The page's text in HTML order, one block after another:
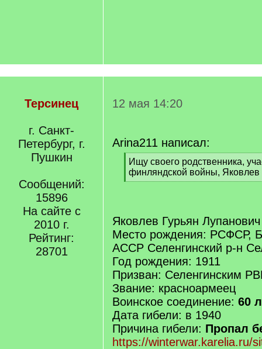
Терсинец
г. Санкт-
Петербург, г.
Пушкин
Сообщений:
15896
На сайте с
2010 г.
Рейтинг:
28701
12 мая 14:20
Arina211 написал:
[
q
]
Ищу своего родственника,
финляндской войны, Яковлев
[
Яковлев Гурьян Лупанович
Место рождения: РСФСР,
АССР Селенгинский р-н
Год рождения: 1911
Призван: Селенгинским
Звание: красноармеец
Воинское соединение: 60
Дата гибели: в 1940
Причина гибели: Пропал
https://winterwar.karelia.ru/